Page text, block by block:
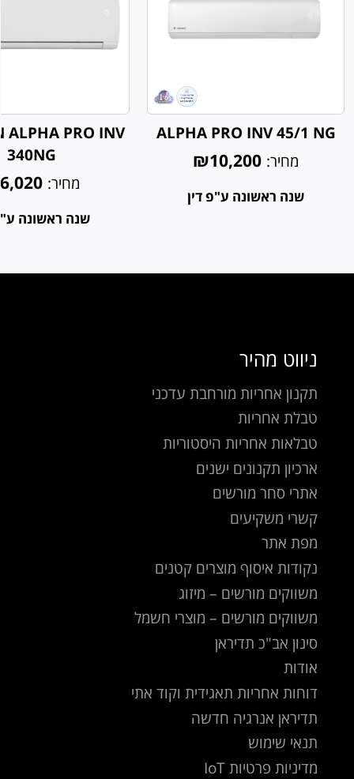
ALPHA PRO INV 45/1 NG
מחיר: ₪10,200
שנה ראשונה ע"פ דין
ALPHA PRO INV
340NG
מחיר:
שנה ראשונה
ניווט מהיר
תקנון אחריות מורחבת עדכני
טבלת אחריות
טבלאות אחריות היסטוריות
ארכיון תקנונים ישנים
אתרי סחר מורשים
קשרי משקיעים
מפת אתר
נקודות איסוף מוצרים קטנים
משווקים מורשים – מיזוג
משווקים מורשים – מוצרי חשמל
סינון אב"כ תדיראן
אודות
דוחות אחריות תאגידית וקוד אתי
תדיראן אנרגיה חדשה
תנאי שימוש
מדיניות פרטיות IoT